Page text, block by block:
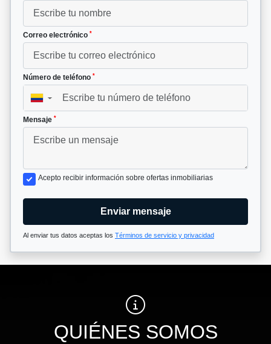
Correo electrónico *
Número de teléfono *
▼
Mensaje *
Acepto recibir información sobre ofertas inmobiliarias
Enviar mensaje
Al enviar tus datos aceptas los Términos de servicio y privacidad
QUIÉNES SOMOS